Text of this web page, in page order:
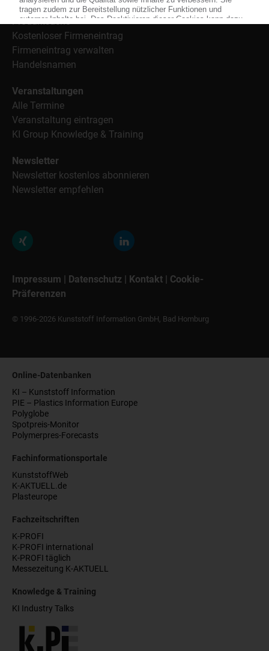
Wer-Bietet-Was?
Produktsuche
Kostenloser Firmeneintrag
Firmeneintrag verwalten
Handelsnamen
Veranstaltungen
Alle Termine
Veranstaltung eintragen
KI Group Knowledge & Training
Newsletter
Newsletter kostenlos abonnieren
Newsletter empfehlen
Impressum | Datenschutz | Kontakt | Cookie-
Präferenzen
© 1996-2026 Kunststoff Information GmbH, Bad Homburg
Online-Datenbanken
KI – Kunststoff Information
PIE – Plastics Information Europe
Polyglobe
Spotpreis-Monitor
Polymerpres-Forecasts
Fachinformationsportale
KunststoffWeb
K-AKTUELL.de
Plasteurope
Fachzeitschriften
K-PROFI
K-PROFI international
K-PROFI täglich
Messezeitung K-AKTUELL
Knowledge & Training
KI Industry Talks